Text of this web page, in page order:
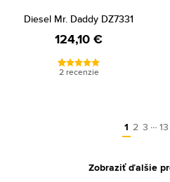
Diesel Mr. Daddy DZ7331
124,10 €
2 recenzie
1 2 3 … 13
Zobraziť ďalšie